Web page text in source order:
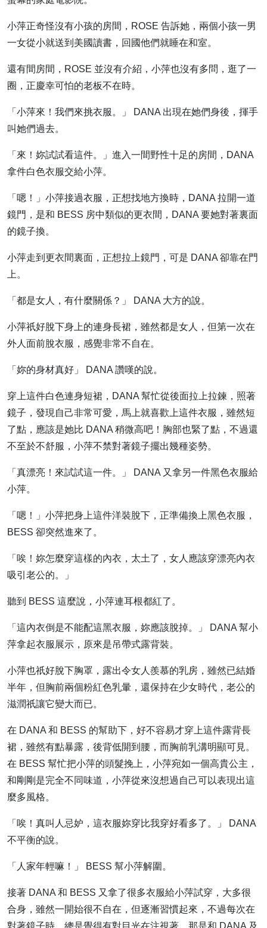
小萍正奇怪沒有小孩的房間，ROSE 告訴她，兩個小孩一男
一女從小就送到美國讀書，回國他們就睡在和室。
還有間房間，ROSE 並沒有介紹，小萍也沒有多問，逛了一
圈，正慶幸可怕的老板不在時。
「小萍來！我們來挑衣服。」 DANA 出現在她們身後，揮手
叫她們過去。
「來！妳試試看這件。」進入一間野性十足的房間，DANA
拿件白色衣服交給小萍。
「嗯！」小萍接過衣服，正想找地方換時，DANA 拉開一道
鏡門，是和 BESS 房中類似的更衣間，DANA 要她對著裏面
的鏡子換。
小萍走到更衣間裏面，正想拉上鏡門，可是 DANA 卻靠在門
上。
「都是女人，有什麼關係？」 DANA 大方的說。
小萍祇好脫下身上的連身長裙，雖然都是女人，但第一次在
外人面前脫衣服，感覺非常不自在。
「妳的身材真好」 DANA 讚嘆的說。
穿上這件白色連身短裙，DANA 幫忙從後面拉上拉鍊，照著
鏡子，發現自己非常可愛，馬上就喜歡上這件衣服，雖然短
了點，應該是她比 DANA 稍微高吧！胸部也緊了點，不過還
不至於不舒服，小萍不禁對著鏡子擺出幾種姿勢。
「真漂亮！來試試這一件。」 DANA 又拿另一件黑色衣服給
小萍。
「嗯！」小萍把身上這件洋裝脫下，正準備換上黑色衣服，
BESS 卻突然進來了。
「唉！妳怎麼穿這樣的內衣，太土了，女人應該穿漂亮內衣
吸引老公的。」
聽到 BESS 這麼說，小萍連耳根都紅了。
「這內衣倒是不能配這黑衣服，妳應該脫掉。」 DANA 幫小
萍拿起衣服展示，原來是吊帶式露背裝。
小萍也祇好脫下胸罩，露出令女人羨慕的乳房，雖然已結婚
半年，但胸前兩個粉紅色乳暈，還保持在少女時代，老公的
滋潤祇讓它變大而已。
在 DANA 和 BESS 的幫助下，好不容易才穿上這件露背長
裙，雖然有點暴露，後背低開到腰，而胸前乳溝明顯可見。
在 BESS 幫忙把小萍的頭髮挽上，小萍宛如一個高貴公主，
和剛剛是完全不同味道，小萍從來沒想過自己可以表現出這
麼多風格。
「唉！真叫人忌妒，這衣服妳穿比我穿好看多了。」 DANA
不平衡的說。
「人家年輕嘛！」 BESS 幫小萍解圍。
接著 DANA 和 BESS 又拿了很多衣服給小萍試穿，大多很
合身，雖然一開始很不自在，但逐漸習慣起來，不過每次在
對著鏡子時，總是覺得有對目光在注視著，那是和 DANA 及